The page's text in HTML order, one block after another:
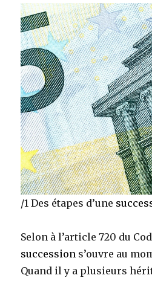
/1 Des étapes d’une
Selon à l’article 720 du
succession s’ouvre au
Quand il y a plusieurs